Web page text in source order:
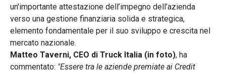
un'importante attestazione dell’impegno dell’azienda
verso una gestione finanziaria solida e strategica,
elemento fondamentale per il suo sviluppo e crescita nel
mercato nazionale.
Matteo Taverni, CEO di Truck Italia (in foto), ha
commentato: "Essere tra le aziende premiate ai Credit